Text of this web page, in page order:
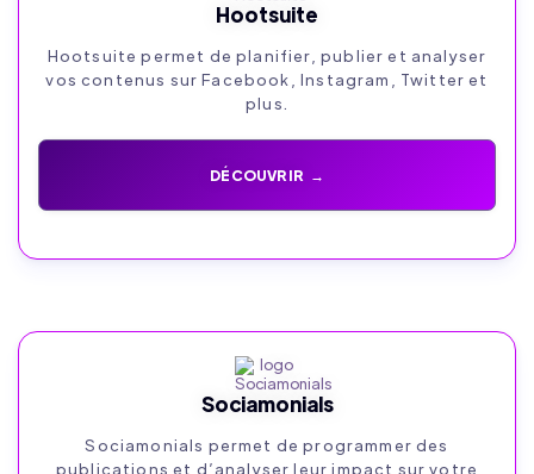
Hootsuite
Hootsuite permet de planifier, publier et analyser
vos contenus sur Facebook, Instagram, Twitter et
plus.
DÉCOUVRIR →
Sociamonials
Sociamonials permet de programmer des
publications et d’analyser leur impact sur votre